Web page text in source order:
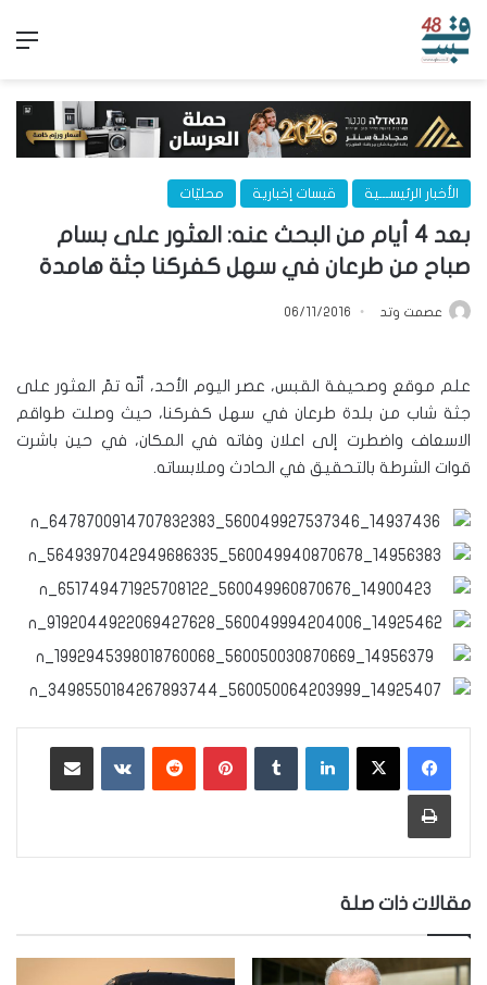
الأخبار الرئيســـية قبسات إخبارية محليّات
بعد 4 أيام من البحث عنه: العثور على بسام
صباح من طرعان في سهل كفركنا جثة هامدة
عصمت وتد 06/11/2016
علم موقع وصحيفة القبس، عصر اليوم الأحد، أنّه تمّ العثور على
جثة شاب من بلدة طرعان في سهل كفركنا، حيث وصلت طواقم
الاسعاف واضطرت إلى اعلان وفاته في المكان، في حين باشرت
قوات الشرطة بالتحقيق في الحادث وملابساته.
لينكدإن بينتيريست ‏VKontakte
طباعة
مقالات ذات صلة